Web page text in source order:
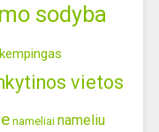
sodyba
kempingas
vietos
nameliai nameliu